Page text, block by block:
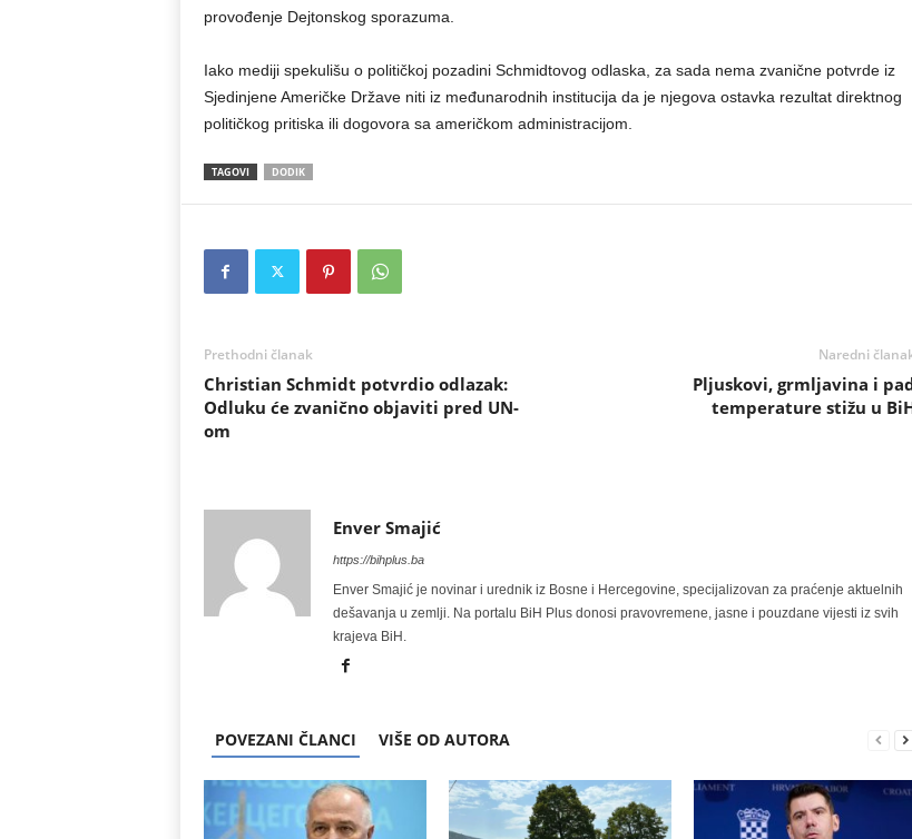
provođenje Dejtonskog sporazuma.
Iako mediji spekulišu o političkoj pozadini Schmidtovog odlaska, za sada nema zvanične potvrde iz
Sjedinjene Američke Države niti iz međunarodnih institucija da je njegova ostavka rezultat direktnog
političkog pritiska ili dogovora sa američkom administracijom.
TAGOVI DODIK
Prethodni članak
Christian Schmidt potvrdio odlazak:
Odluku će zvanično objaviti pred UN-
om
Naredni
Pljuskovi, grmljavina i
temperature stižu u
Enver Smajić
https://bihplus.ba
Enver Smajić je novinar i urednik iz Bosne i Hercegovine, specijalizovan za praćenje aktuelnih
dešavanja u zemlji. Na portalu BiH Plus donosi pravovremene, jasne i pouzdane vijesti iz svih
krajeva BiH.
POVEZANI ČLANCI VIŠE OD AUTORA